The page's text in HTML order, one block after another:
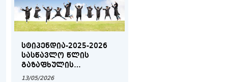
ᲡᲢᲘᲞᲔᲜᲓᲘᲐ-2025-2026
ᲡᲐᲡᲬᲐᲕᲚᲝ ᲬᲚᲘᲡ
ᲒᲐᲖᲐᲤᲮᲣᲚᲘᲡ
ᲡᲔᲛᲔᲡᲢᲠᲘᲡ ᲨᲔᲓᲔᲒᲔᲑᲘ
13/05/2026